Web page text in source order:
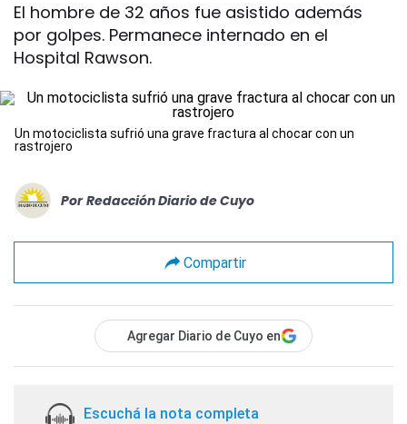
El hombre de 32 años fue asistido además
por golpes. Permanece internado en el
Hospital Rawson.
Un motociclista sufrió una grave fractura al chocar con un
rastrojero
Por Redacción Diario de Cuyo
Compartir
Agregar Diario de Cuyo en
Escuchá la nota completa